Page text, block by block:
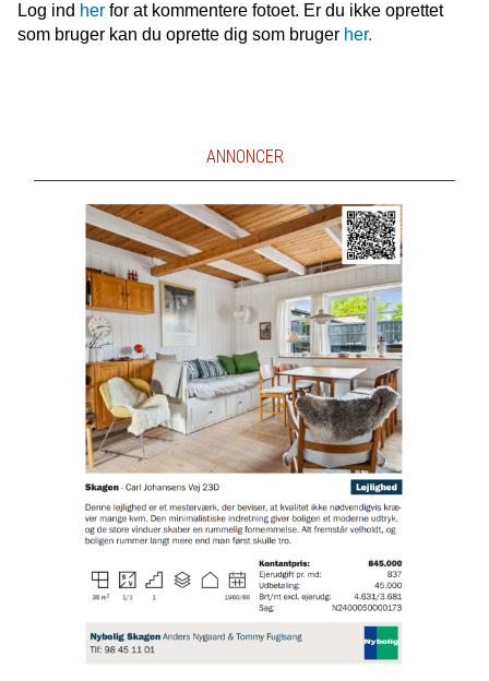
Log ind herfor at kommentere fotoet. Er du ikke oprettet
som bruger kan du oprette dig som bruger her.
ANNONCER